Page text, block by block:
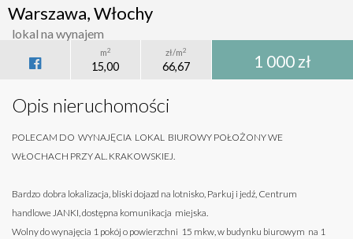
Warszawa, Włochy
lokal na wynajem
m2
15,00
zł/m2
66,67 1 000 zł
Opis nieruchomości
POLECAM DO WYNAJĘCIA LOKAL BIUROWY POŁOŻONY WE
WŁOCHACH PRZY AL. KRAKOWSKIEJ.
Bardzo dobra lokalizacja, bliski dojazd na lotnisko, Parkuj i jedź, Centrum
handlowe JANKI, dostępna komunikacja miejska.
Wolny do wynajęcia 1 pokój o powierzchni 15 mkw, w budynku biurowym na 1